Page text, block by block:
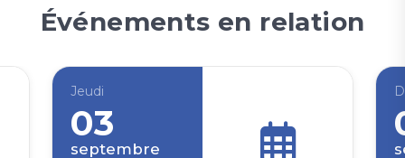
Événements en relation
Jeudi
03
septembre